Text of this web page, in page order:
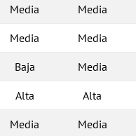
Media Media
Media Media
Baja Media
Alta Alta
Media Media